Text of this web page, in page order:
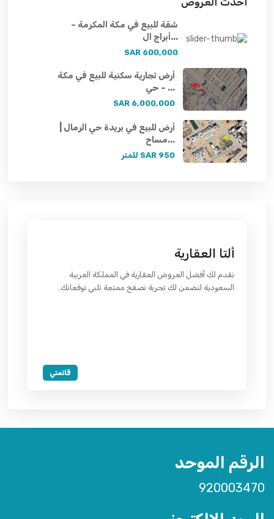
شقة للبيع في مكة المكرمة –
أبراج ال...
600,000 SAR
أرض تجارية سكنية للبيع في مكة
– حي ...
6,000,000 SAR
أرض للبيع في بريدة حي الرمال |
مساح...
950 SAR للمتر
ألتا العقارية
نقدم لك أفضل العروض العقارية في المملكة العربية
السعودية لنضمن لك تجربة تصفح ممتعة تلبي توقعاتك.
قائمتي
الرقم الموحد
920003470